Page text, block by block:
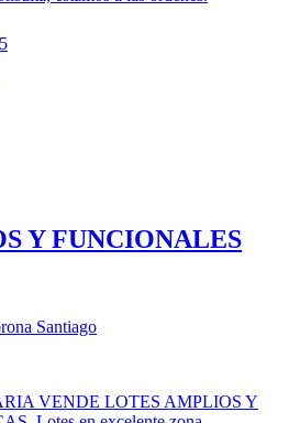
Y FUNCIONALES
Santiago
VENDE LOTES AMPLIOS Y